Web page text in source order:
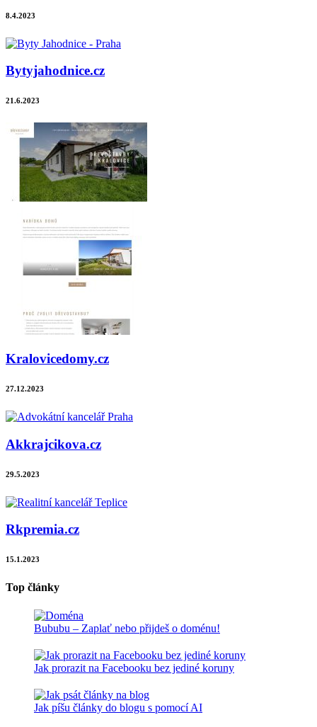
8.4.2023
Bytyjahodnice.cz
21.6.2023
Kralovicedomy.cz
27.12.2023
Akkrajcikova.cz
29.5.2023
Rkpremia.cz
15.1.2023
Top články
Bububu – Zaplať nebo přijdeš o doménu!
Jak prorazit na Facebooku bez jediné koruny
Jak píšu články do blogu s pomocí AI